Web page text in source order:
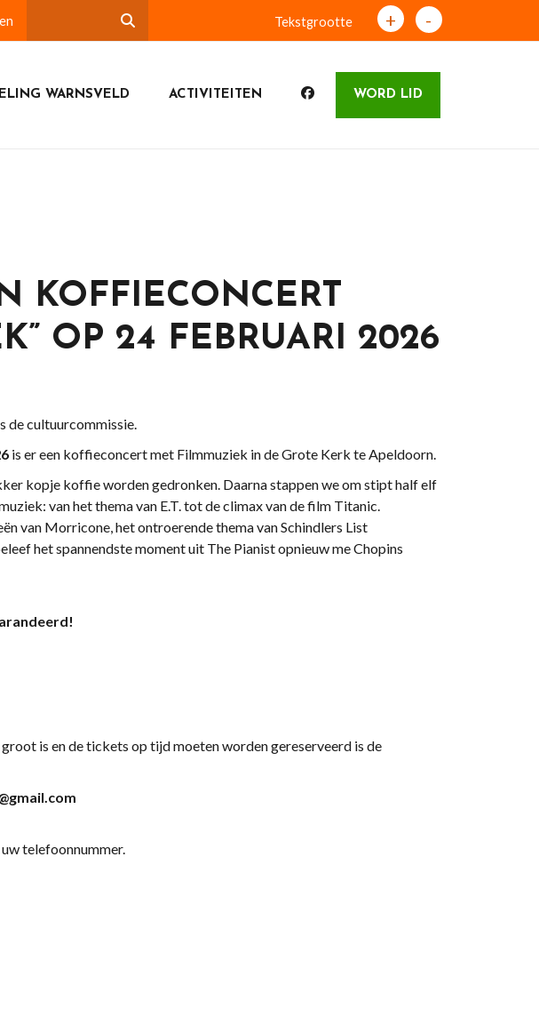
Tekstgrootte + -
WARNSVELD ACTIVITEITEN WORD LID
KOFFIECONCERT
OP 24 FEBRUARI 2026
de cultuurcommissie.
is er een koffieconcert met Filmmuziek in de Grote Kerk te Apeldoorn.
kopje koffie worden gedronken. Daarna stappen we om stipt half elf
van het thema van E.T. tot de climax van de film Titanic.
van Morricone, het ontroerende thema van Schindlers List
het spannendste moment uit The Pianist opnieuw me Chopins
is en de tickets op tijd moeten worden gereserveerd is de
telefoonnummer.